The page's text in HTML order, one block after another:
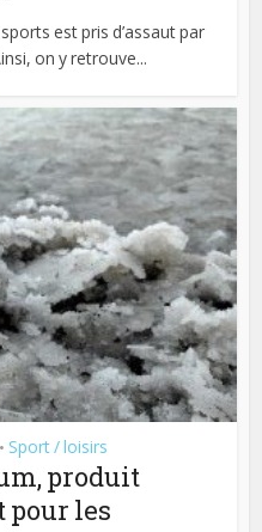
est pris d’assaut par
on y retrouve...
• Sport / loisirs
produit
les